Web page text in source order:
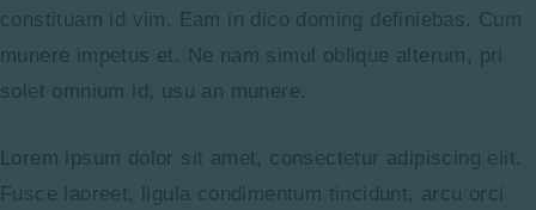
constituam id vim. Eam in dico doming definiebas. Cum
munere impetus et. Ne nam simul oblique alterum, pri
solet omnium id, usu an munere.
Lorem ipsum dolor sit amet, consectetur adipiscing elit.
Fusce laoreet, ligula condimentum tincidunt, arcu orci